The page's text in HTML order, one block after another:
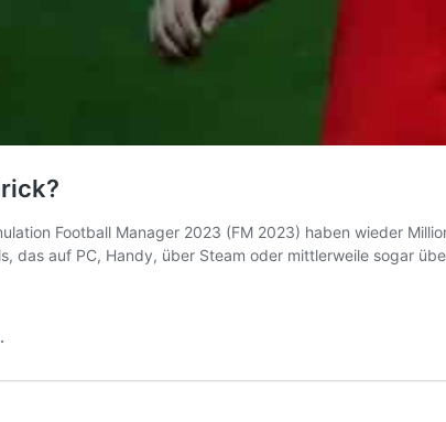
Football Manager 2023 (FM 2023) haben wieder
das auf PC, Handy, über Steam oder mittlerweile sogar